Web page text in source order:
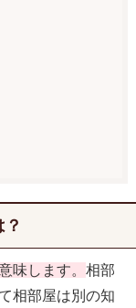
味します。 相部
相部屋は別の知